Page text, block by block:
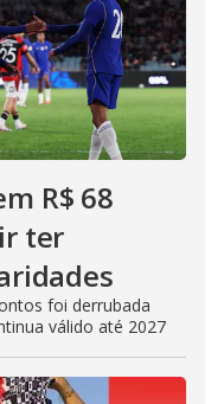
R$ 68
ter
foi derrubada
válido até 2027